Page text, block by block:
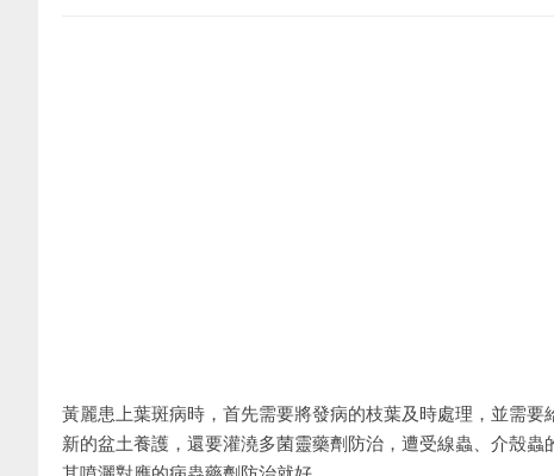
黃麗患上葉斑病時，首先需要將發病的枝葉及時處理，並需
新的盆土養護，還要灌澆多菌靈藥劑防治，遭受線蟲、介殼